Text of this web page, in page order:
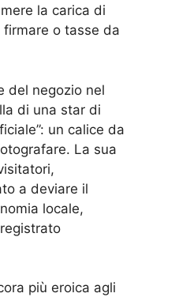
la carica di
firmare o tasse da
del negozio nel
di una star di
un calice da
La sua
a deviare il
locale,
più eroica agli